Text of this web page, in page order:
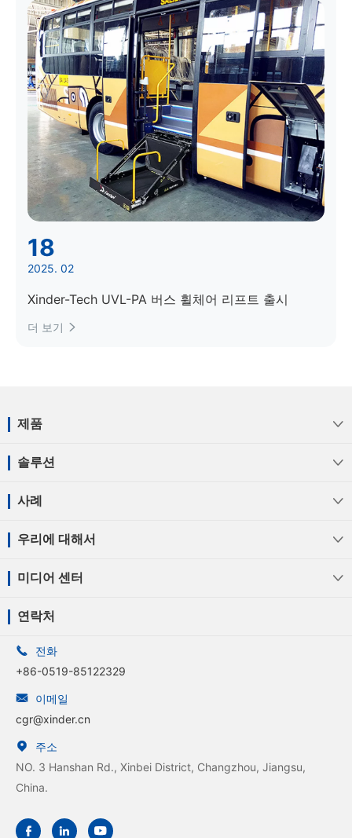
18
2025. 02
Xinder-Tech UVL-PA 버스 휠체어 리프트 출시
더 보기 
제품 
솔루션 
사례 
우리에 대해서 
미디어 센터 
연락처

전화
+86-0519-85122329

이메일
cgr@xinder.cn

주소
NO. 3 Hanshan Rd., Xinbei District, Changzhou, Jiangsu,
China.
  